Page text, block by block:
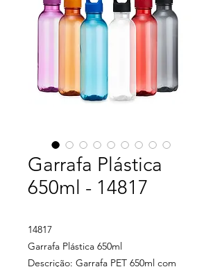
Garrafa Plástica
650ml - 14817
14817
Garrafa Plástica 650ml
Descrição: Garrafa PET 650ml com